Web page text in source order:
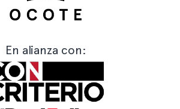
En alianza con: